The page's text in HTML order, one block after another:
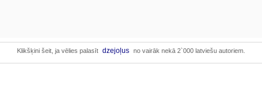
Klikšķini šeit, ja vēlies palasīt dzejoļus no vairāk nekā 2`000 latviešu autoriem.